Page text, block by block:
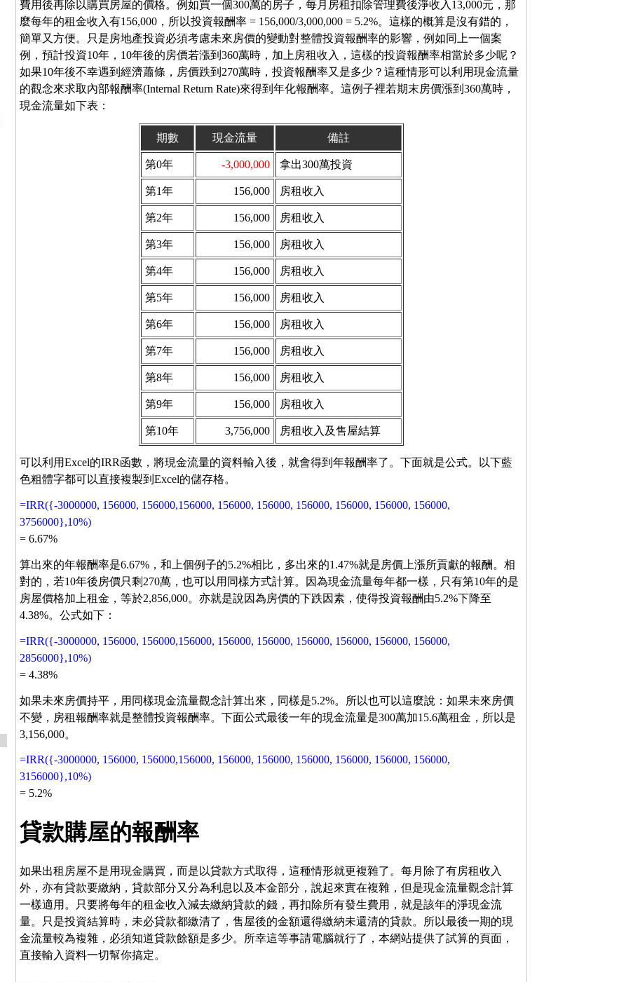
費用後再除以購買房屋的價格。例如買一個300萬的房子，每月房租扣除管理費後淨收入13,000元，那
麼每年的租金收入有156,000，所以投資報酬率 = 156,000/3,000,000 = 5.2%。這樣的概算是沒有錯的，
簡單又方便。只是房地產投資必須考慮未來房價的變動對整體投資報酬率的影響，例如同上一個案
例，預計投資10年，10年後的房價若漲到360萬時，加上房租收入，這樣的投資報酬率相當於多少呢？
如果10年後不幸遇到經濟蕭條，房價跌到270萬時，投資報酬率又是多少？這種情形可以利用現金流量
的觀念來求取內部報酬率(Internal Return Rate)來得到年化報酬率。這例子裡若期末房價漲到360萬時，
現金流量如下表：
期數 現金流量 備註
第0年 -3,000,000 拿出300萬投資
第1年 156,000 房租收入
第2年 156,000 房租收入
第3年 156,000 房租收入
第4年 156,000 房租收入
第5年 156,000 房租收入
第6年 156,000 房租收入
第7年 156,000 房租收入
第8年 156,000 房租收入
第9年 156,000 房租收入
第10年 3,756,000 房租收入及售屋結算
可以利用Excel的IRR函數，將現金流量的資料輸入後，就會得到年報酬率了。下面就是公式。以下藍
色粗體字都可以直接複製到Excel的儲存格。
=IRR({-3000000, 156000, 156000,156000, 156000, 156000, 156000, 156000, 156000, 156000,
3756000},10%)
= 6.67%
算出來的年報酬率是6.67%，和上個例子的5.2%相比，多出來的1.47%就是房價上漲所貢獻的報酬。相
對的，若10年後房價只剩270萬，也可以用同樣方式計算。因為現金流量每年都一樣，只有第10年的是
房屋價格加上租金，等於2,856,000。亦就是說因為房價的下跌因素，使得投資報酬由5.2%下降至
4.38%。公式如下：
=IRR({-3000000, 156000, 156000,156000, 156000, 156000, 156000, 156000, 156000, 156000,
2856000},10%)
= 4.38%
如果未來房價持平，用同樣現金流量觀念計算出來，同樣是5.2%。所以也可以這麼說：如果未來房價
不變，房租報酬率就是整體投資報酬率。下面公式最後一年的現金流量是300萬加15.6萬租金，所以是
3,156,000。
=IRR({-3000000, 156000, 156000,156000, 156000, 156000, 156000, 156000, 156000, 156000,
3156000},10%)
= 5.2%
貸款購屋的報酬率
如果出租房屋不是用現金購買，而是以貸款方式取得，這種情形就更複雜了。每月除了有房租收入
外，亦有貸款要繳納，貸款部分又分為利息以及本金部分，說起來實在複雜，但是現金流量觀念計算
一樣適用。只要將每年的租金收入減去繳納貸款的錢，再扣除所有發生費用，就是該年的淨現金流
量。只是投資結算時，未必貸款都繳清了，售屋後的金額還得繳納未還清的貸款。所以最後一期的現
金流量較為複雜，必須知道貸款餘額是多少。所幸這等事請電腦就行了，本網站提供了試算的頁面，
直接輸入資料一切幫你搞定。